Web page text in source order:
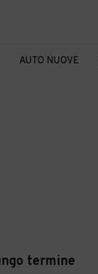
AUTO NUOVE
termine